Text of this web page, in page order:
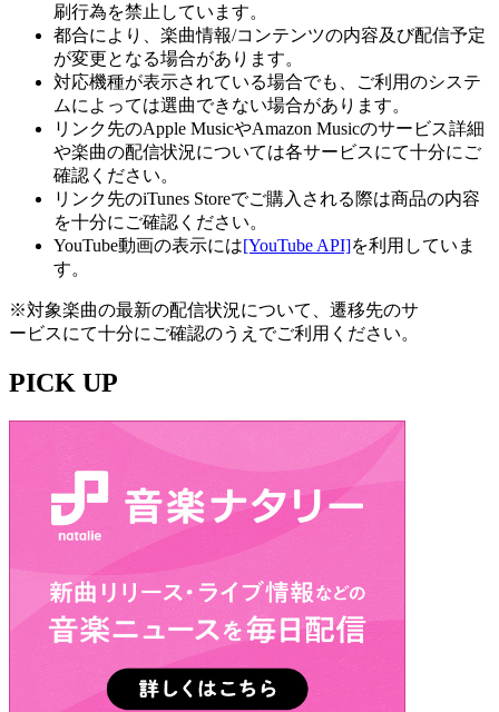
刷行為を禁止しています。
都合により、楽曲情報/コンテンツの内容及び配信予定
が変更となる場合があります。
対応機種が表示されている場合でも、ご利用のシステ
ムによっては選曲できない場合があります。
リンク先のApple MusicやAmazon Musicのサービス詳細
や楽曲の配信状況については各サービスにて十分にご
確認ください。
リンク先のiTunes Storeでご購入される際は商品の内容
を十分にご確認ください。
YouTube動画の表示には[YouTube API]を利用していま
す。
※対象楽曲の最新の配信状況について、遷移先のサ
ービスにて十分にご確認のうえでご利用ください。
PICK UP